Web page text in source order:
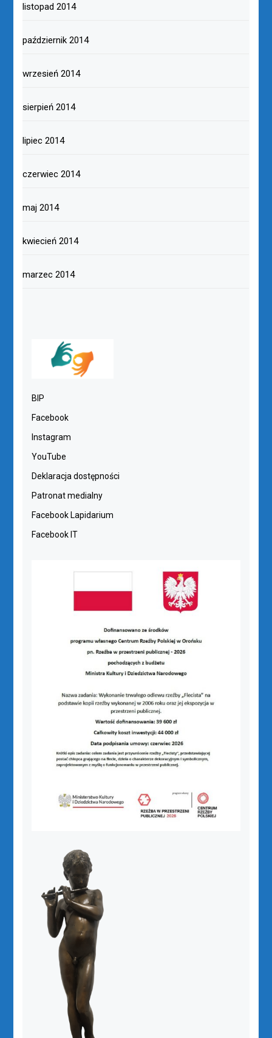
listopad 2014
październik 2014
wrzesień 2014
sierpień 2014
lipiec 2014
czerwiec 2014
maj 2014
kwiecień 2014
marzec 2014
BIP
Facebook
Instagram
YouTube
Deklaracja dostępności
Patronat medialny
Facebook Lapidarium
Facebook IT